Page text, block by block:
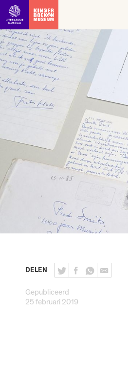
Ga direct naar inhoud
DELEN
Gepubliceerd
25 februari 2019